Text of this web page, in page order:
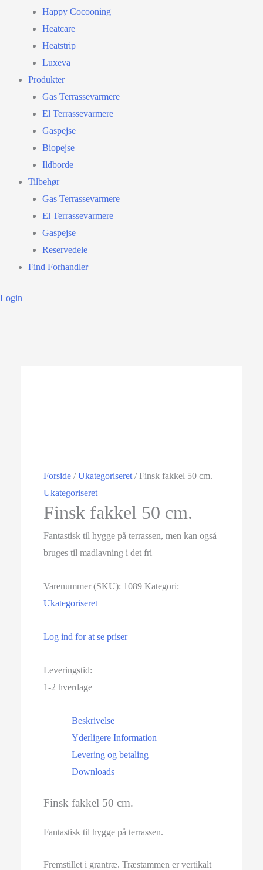
Happy Cocooning
Heatcare
Heatstrip
Luxeva
Produkter
Gas Terrassevarmere
El Terrassevarmere
Gaspejse
Biopejse
Ildborde
Tilbehør
Gas Terrassevarmere
El Terrassevarmere
Gaspejse
Reservedele
Find Forhandler
Login
Forside /Ukategoriseret / Finsk fakkel 50 cm.
Ukategoriseret
Finsk fakkel 50 cm.
Fantastisk til hygge på terrassen, men kan også
bruges til madlavning i det fri
Varenummer (SKU): 1089 Kategori:
Ukategoriseret
Log ind for at se priser
Leveringstid:
1-2 hverdage
Beskrivelse
Yderligere Information
Levering og betaling
Downloads
Finsk fakkel 50 cm.
Fantastisk til hygge på terrassen.
Fremstillet i grantræ.Træstammen er vertikalt